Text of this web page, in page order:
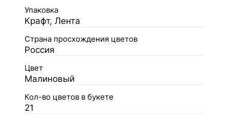
Упаковка
Крафт, Лента
Страна просхождения цветов
Россия
Цвет
Малиновый
Кол-во цветов в букете
21